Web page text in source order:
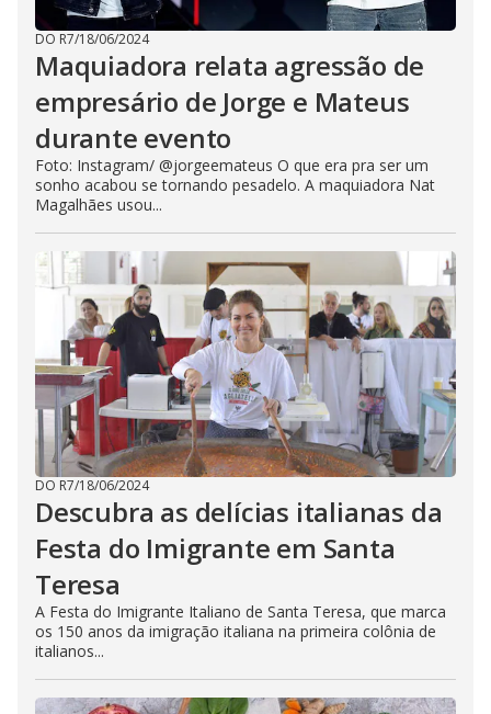
DO R7/18/06/2024
Maquiadora relata agressão de
empresário de Jorge e Mateus
durante evento
Foto: Instagram/ @jorgeemateus O que era pra ser um
sonho acabou se tornando pesadelo. A maquiadora Nat
Magalhães usou...
DO R7/18/06/2024
Descubra as delícias italianas da
Festa do Imigrante em Santa
Teresa
A Festa do Imigrante Italiano de Santa Teresa, que marca
os 150 anos da imigração italiana na primeira colônia de
italianos...